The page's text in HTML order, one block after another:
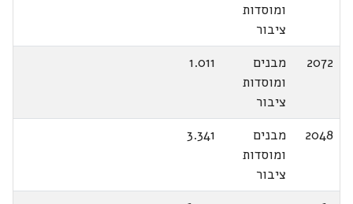
ומוסדות
ציבור
2072
מבנים
ומוסדות
ציבור
1.011
2048
מבנים
ומוסדות
ציבור
3.341